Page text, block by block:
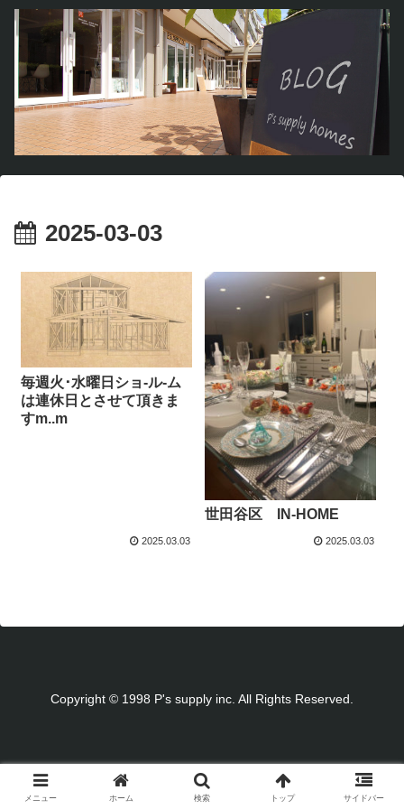
2025-03-03
毎週火･水曜日ショ-ル-ム
は連休日とさせて頂きま
すm..m
2025.03.03
世田谷区 IN-HOME
2025.03.03
Copyright © 1998 P's supply inc. All Rights Reserved.
メニュー ホーム 検索 トップ サイドバー